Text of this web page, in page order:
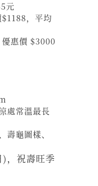
元
，平均
惠價 $3000
處常溫最長
壽龜圖樣、
，祝壽旺季